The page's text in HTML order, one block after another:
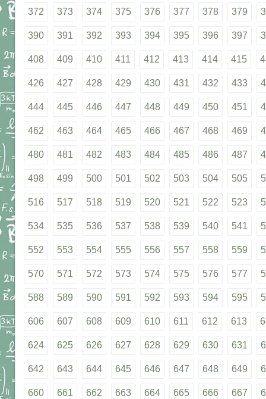
372 373 374 375 376 377 378 379
390 391 392 393 394 395 396 397
408 409 410 411 412 413 414 415
426 427 428 429 430 431 432 433
444 445 446 447 448 449 450 451
462 463 464 465 466 467 468 469
480 481 482 483 484 485 486 487
498 499 500 501 502 503 504 505
516 517 518 519 520 521 522 523
534 535 536 537 538 539 540 541
552 553 554 555 556 557 558 559
570 571 572 573 574 575 576 577
588 589 590 591 592 593 594 595
606 607 608 609 610 611 612 613
624 625 626 627 628 629 630 631
642 643 644 645 646 647 648 649
660 661 662 663 664 665 666 667